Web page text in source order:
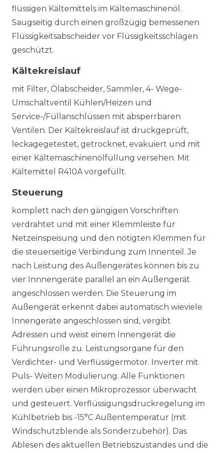
flüssigen Kältemittels im Kältemaschinenöl.
Saugseitig durch einen großzügig bemessenen
Flüssigkeitsabscheider vor Flüssigkeitsschlägen
geschützt.
Kältekreislauf
mit Filter, Ölabscheider, Sammler, 4- Wege-
Umschaltventil Kühlen/Heizen und
Service-/Füllanschlüssen mit absperrbaren
Ventilen. Der Kältekreislauf ist druckgeprüft,
leckagegetestet, getrocknet, evakuiert und mit
einer Kältemaschinenölfüllung versehen. Mit
Kältemittel R410A vorgefüllt.
Steuerung
komplett nach den gängigen Vorschriften
verdrahtet und mit einer Klemmleiste für
Netzeinspeisung und den nötigten Klemmen für
die steuerseitige Verbindung zum Innenteil. Je
nach Leistung des Außengerätes können bis zu
vier Innnengeräte parallel an ein Außengerät
angeschlossen werden. Die Steuerung im
Außengerät erkennt dabei automatisch wieviele
Innengeräte angeschlossen sind, vergibt
Adressen und weist einem Innengerät die
Führungsrolle zu. Leistungsorgane für den
Verdichter- und Verflüssigermotor. Inverter mit
Puls- Weiten Modulierung. Alle Funktionen
werden über einen Mikroprozessor überwacht
und gesteuert. Verflüssigungsdruckregelung im
Kühlbetrieb bis -15°C Außentemperatur (mit
Windschutzblende als Sonderzubehör). Das
Ablesen des aktuellen Betriebszustandes und die